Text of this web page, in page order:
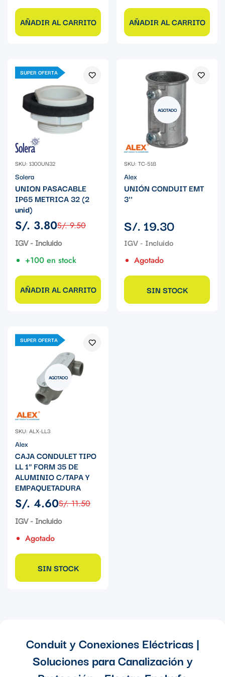
AÑADIR AL CARRITO AÑADIR AL CARRITO
SUPER OFERTA
SKU: 1300UN32
Solera
UNION PASACABLE
IP65 METRICA 32 (2
unid)
Precio
de
S/. 3.80
Precio
regular
S/. 9.50
IGV - Incluido
+100 en stock
AÑADIR AL CARRITO
AGOTADO
SKU: TC-518
Alex
UNIÓN CONDUIT EMT
3''
Precio
regular
S/. 19.30
Agotado
SIN STOCK
SUPER OFERTA
AGOTADO
SKU: ALX-LL3
Alex
CAJA CONDULET TIPO
LL 1" FORM 35 DE
ALUMINIO C/TAPA Y
EMPAQUETADURA
Precio
de
S/. 4.60
Precio
regular
S/. 11.50
IGV - Incluido
Agotado
SIN STOCK
Conduit y Conexiones Eléctricas |
Soluciones para Canalización y